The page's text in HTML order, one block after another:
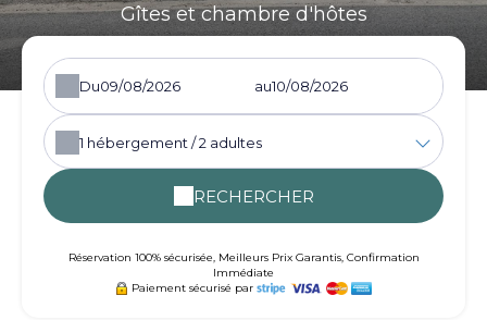
Gîtes et chambre d'hôtes
Du au
1 hébergement /2 adultes
RECHERCHER
Réservation 100% sécurisée, Meilleurs Prix Garantis, Confirmation
Immédiate
Paiement sécurisé par